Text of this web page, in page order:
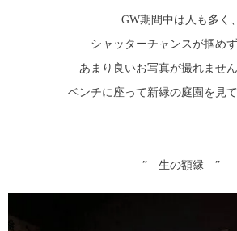
GW期間中は人も多く、
シャッターチャンスが掴め
あまり良いお写真が撮れませ
ベンチに座って新緑の庭園を見て
” 生の額縁 ”